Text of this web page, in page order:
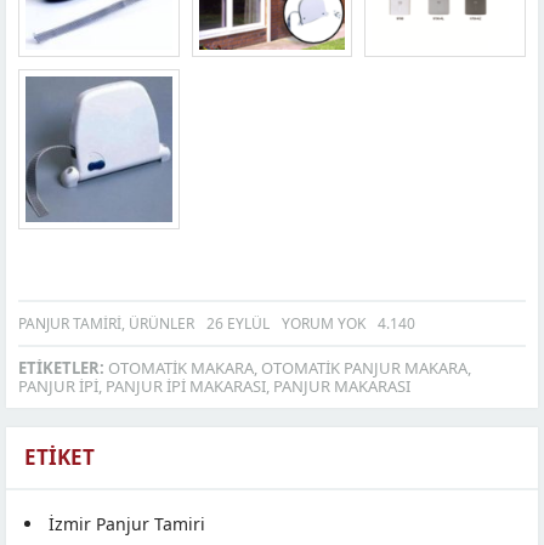
PANJUR TAMIRI, ÜRÜNLER 26 EYLÜL YORUM YOK 4.140
ETIKETLER: OTOMATIK MAKARA, OTOMATIK PANJUR MAKARA,
PANJUR IPI, PANJUR İPI MAKARASI, PANJUR MAKARASI
ETIKET
İzmir Panjur Tamiri